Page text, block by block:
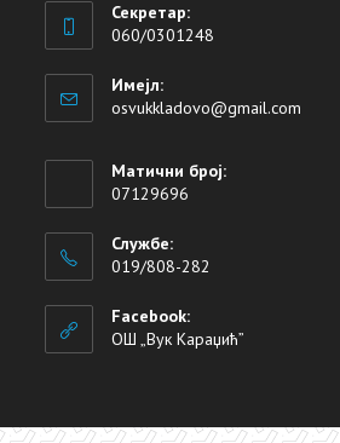
Секретар:
060/0301248
Имејл:
osvukkladovo@gmail.com
Матични број:
07129696
Службе:
019/808-282
Facebook:
ОШ „Вук Караџић”